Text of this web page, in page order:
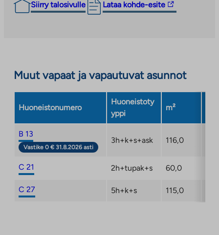
Siirry talosivulle Lataa kohde-esite
Linkki
uuteen
Muut vapaat ja vapautuvat asunnot
Huoneistonumero
Huoneistoty
yppi
m²
B 13
Vastike 0 € 31.8.2026 asti
3h+k+s+ask 116,0
C 21 2h+tupak+s 60,0
C 27 5h+k+s 115,0